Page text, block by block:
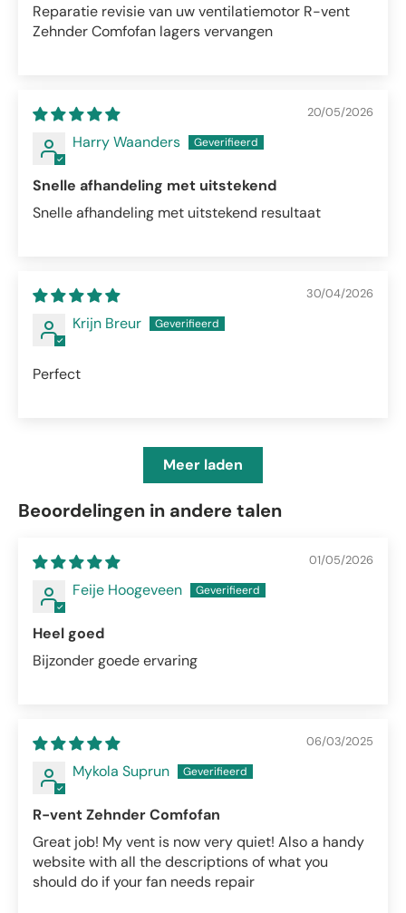
Reparatie revisie van uw ventilatiemotor R-vent
Zehnder Comfofan lagers vervangen
20/05/2026
Harry Waanders
Snelle afhandeling met uitstekend
Snelle afhandeling met uitstekend resultaat
30/04/2026
Krijn Breur
Perfect
Meer laden
Beoordelingen in andere talen
01/05/2026
Feije Hoogeveen
Heel goed
Bijzonder goede ervaring
06/03/2025
Mykola Suprun
R-vent Zehnder Comfofan
Great job! My vent is now very quiet! Also a handy
website with all the descriptions of what you
should do if your fan needs repair